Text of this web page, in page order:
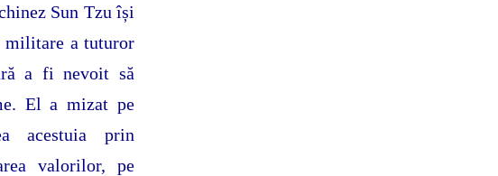
Sun Tzu își
militare a tuturor
a fi nevoit să
El a mizat pe
acestuia prin
valorilor, pe